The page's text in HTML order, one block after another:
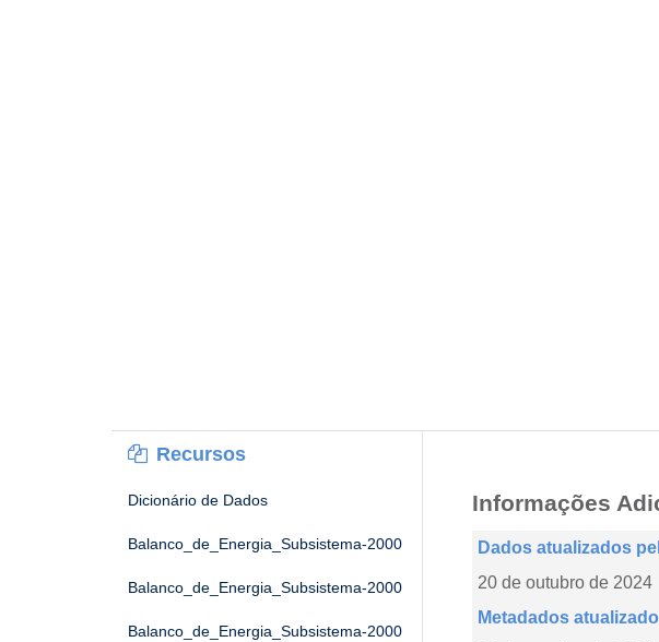
Recursos
Dicionário de Dados
Balanco_de_Energia_Subsistema-2000
Balanco_de_Energia_Subsistema-2000
Balanco_de_Energia_Subsistema-2000
Informações
Dados atualizados
20 de outubro de 2024
Metadados